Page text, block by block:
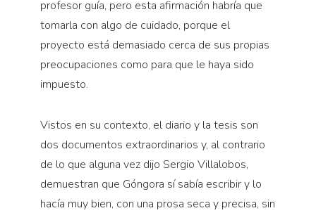
profesor guía, pero esta afirmación habría que
tomarla con algo de cuidado, porque el
proyecto está demasiado cerca de sus propias
preocupaciones como para que le haya sido
impuesto.
Vistos en su contexto, el diario y la tesis son
dos documentos extraordinarios y, al contrario
de lo que alguna vez dijo Sergio Villalobos,
demuestran que Góngora sí sabía escribir y lo
hacía muy bien, con una prosa seca y precisa, sin